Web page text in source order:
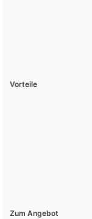
Vorteile
Zum Angebot